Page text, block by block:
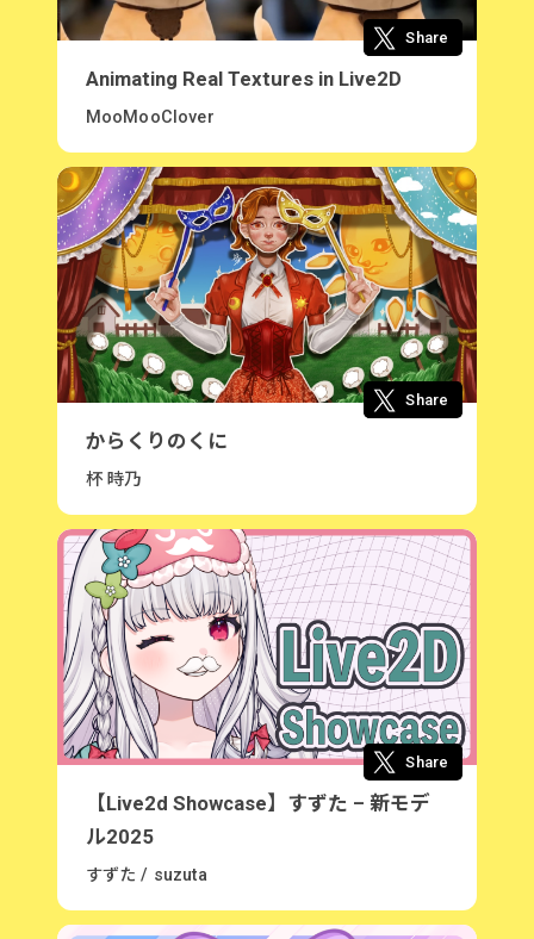
Animating Real Textures in Live2D
MooMooClover
Share
からくりのくに
杯 時乃
Share
【Live2d Showcase】すずた – 新モデ
ル2025
すずた / suzuta
Share